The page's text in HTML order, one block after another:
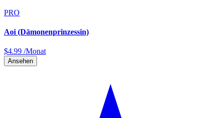
PRO
Aoi (Dämonenprinzessin)
$4.99 /Monat
Ansehen